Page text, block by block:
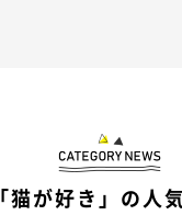
「猫が好き」の人